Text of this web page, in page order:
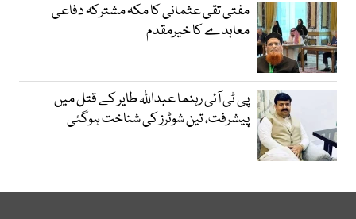
مفتی تقی عثمانی کا مکہ مشترکہ دفاعی
معاہدے کا خیرمقدم
پی ٹی آئی رہنما عبداللہ طایر کے قتل میں
پیشرفت، تین شوٹرز کی شناخت ہوگئی